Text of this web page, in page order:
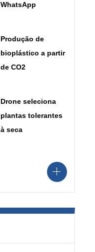
WhatsApp
Produção de
bioplástico a partir
de CO2
Drone seleciona
plantas tolerantes
à seca